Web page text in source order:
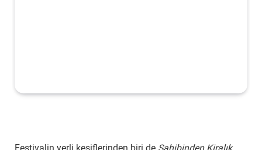
Festivalin yerli keşiflerinden biri de Sahibinden Kiralık